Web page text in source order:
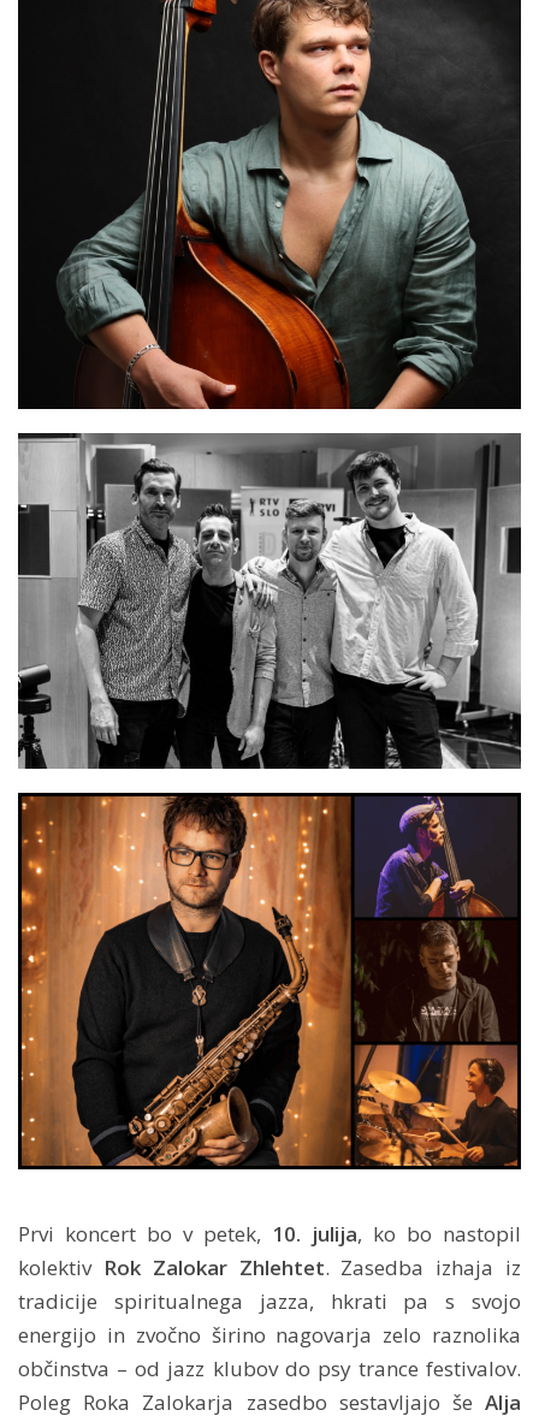
Prvi koncert bo v petek, 10. julija, ko bo nastopil
kolektiv Rok Zalokar Zhlehtet. Zasedba izhaja iz
tradicije spiritualnega jazza, hkrati pa s svojo
energijo in zvočno širino nagovarja zelo raznolika
občinstva – od jazz klubov do psy trance festivalov.
Poleg Roka Zalokarja zasedbo sestavljajo še Alja